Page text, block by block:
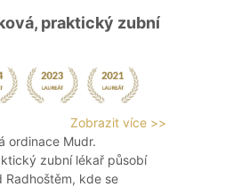
praktický zubní
Zobrazit více >>
ordinace Mudr.
zubní lékař působí
Radhoštěm, kde se